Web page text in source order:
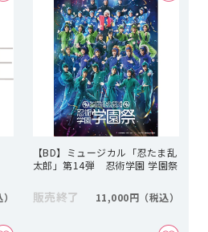
【BD】ミュージカル「忍たま乱
太郎」第14弾 忍術学園 学園祭
販売終了 11,000円